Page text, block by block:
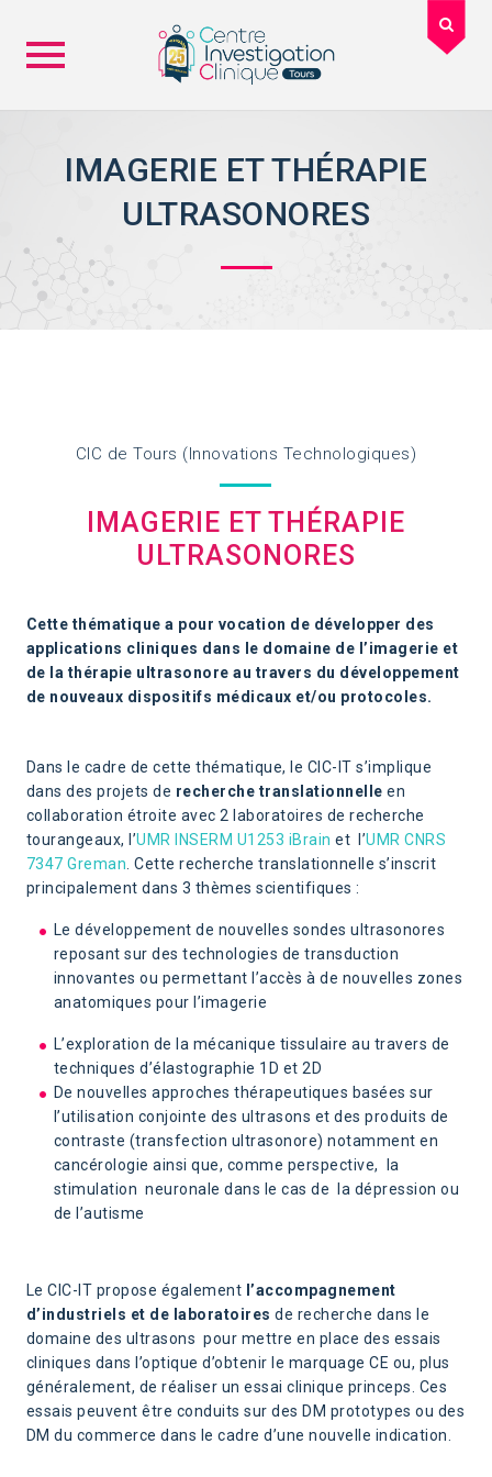
contentIMAGERIE ET THÉRAPIE
ULTRASONORES
CIC de Tours (Innovations Technologiques)
IMAGERIE ET THÉRAPIE
ULTRASONORES
Cette thématique a pour vocation de développer des
applications cliniques dans le domaine de l’imagerie et
de la thérapie ultrasonore au travers du développement
de nouveaux dispositifs médicaux et/ou protocoles.
Dans le cadre de cette thématique, le CIC-IT s’implique
dans des projets de recherche translationnelle en
collaboration étroite avec 2 laboratoires de recherche
tourangeaux, l’UMR INSERM U1253 iBrain et l’UMR CNRS
7347 Greman . Cette recherche translationnelle s’inscrit
principalement dans 3 thèmes scientifiques :
Le développement de nouvelles sondes ultrasonores
reposant sur des technologies de transduction
innovantes ou permettant l’accès à de nouvelles zones
anatomiques pour l’imagerie
L’exploration de la mécanique tissulaire au travers de
techniques d’élastographie 1D et 2D
De nouvelles approches thérapeutiques basées sur
l’utilisation conjointe des ultrasons et des produits de
contraste (transfection ultrasonore) notamment en
cancérologie ainsi que, comme perspective, la
stimulation neuronale dans le cas de la dépression ou
de l’autisme
Le CIC-IT propose également l’accompagnement
d’industriels et de laboratoires de recherche dans le
domaine des ultrasons pour mettre en place des essais
cliniques dans l’optique d’obtenir le marquage CE ou, plus
généralement, de réaliser un essai clinique princeps. Ces
essais peuvent être conduits sur des DM prototypes ou des
DM du commerce dans le cadre d’une nouvelle indication.